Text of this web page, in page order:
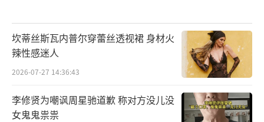
坎蒂丝斯瓦内普尔穿蕾丝透视裙 身材火
辣性感迷人
2026-07-27 14:36:43
李修贤为嘲讽周星驰道歉 称对方没儿没
女鬼鬼祟祟